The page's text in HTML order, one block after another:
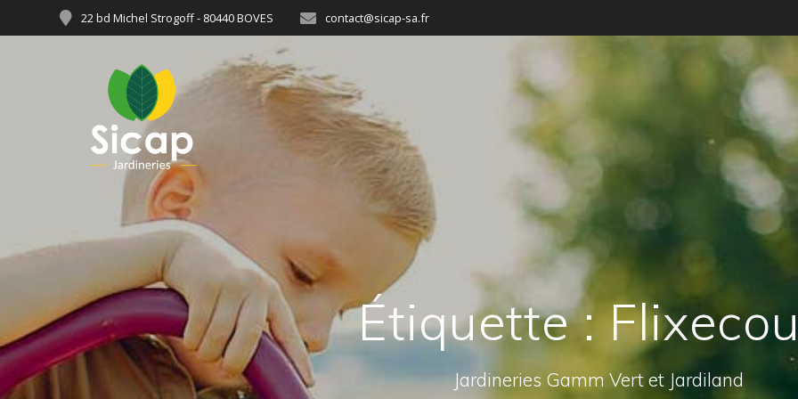
22 bd Michel Strogoff - 80440 BOVES contact@sicap-sa.fr
Étiquette :
Jardineries Gamm Vert et Jardiland